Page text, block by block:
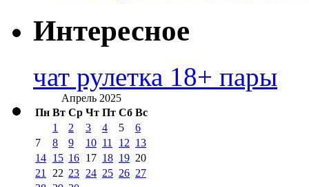
Интересное
чат рулетка 18+ пары
Апрель 2025
Пн Вт Ср Чт Пт Сб Вс
1 2 3 4 5
6
7
8 9 10 11 12 13
14 15 16 17 18 19 20
21
22 23 24 25 26 27